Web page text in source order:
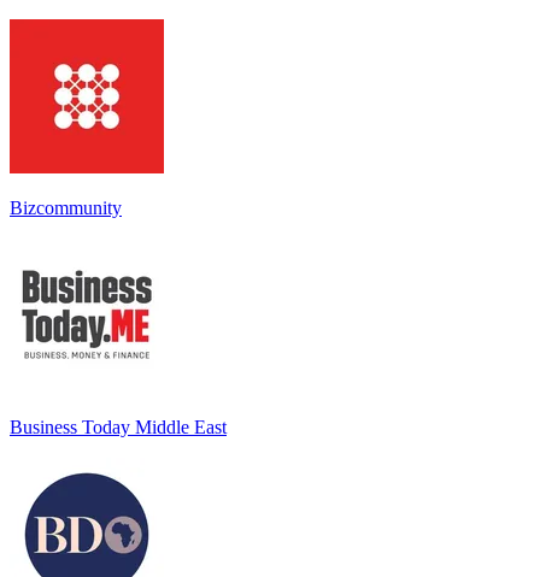
Bizcommunity
Business Today Middle East